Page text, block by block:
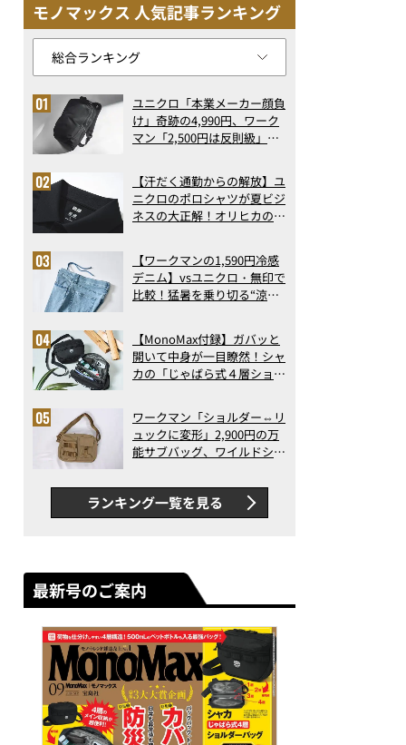
モノマックス 人気記事ランキング
ユニクロ「本業メーカー顔負
け」奇跡の4,990円、ワーク
マン「2,500円は反則級」凄
ト3】（2026年6月版）
【汗だく通勤からの解放】ユ
ニクロのポロシャツが夏ビジ
ネスの大正解！オリヒカの透
アの実力
【ワークマンの1,590円冷感
デニム】vsユニクロ・無印で
比較！猛暑を乗り切る“涼感
で決定版
【MonoMax付録】ガバッと
開いて中身が一目瞭然！シャ
カの「じゃばら式４層ショル
った！
ワークマン「ショルダー⇔リ
ュックに変形」2,900円の万
能サブバッグ、ワイルドシン
録…ほか【休日バッグの人気
記事ランキングベスト3】
（2026年6月版）
ランキング一覧を見る
最新号のご案内